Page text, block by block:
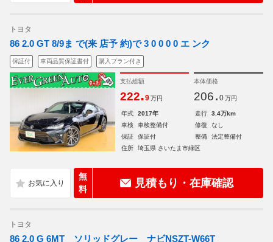
トヨタ
86 2.0 GT 8/9ま で(来 店予 約)で 3 0 0 0 0 エ ンク
保証付 車両品質保証書付 購入プラン付き
支払総額
222.9 万円
本体価格
206. 0 万円
年式 2017年 走行
3.4万km
車検
車検整備付 修復
なし
保証
保証付 整備
法定整備付
住所
埼玉県 さいたま市緑区
無
料
見積もり・在庫確認
トヨタ
86 2.0 G 6MT ソリッドグレー ナビNSZT-W66T